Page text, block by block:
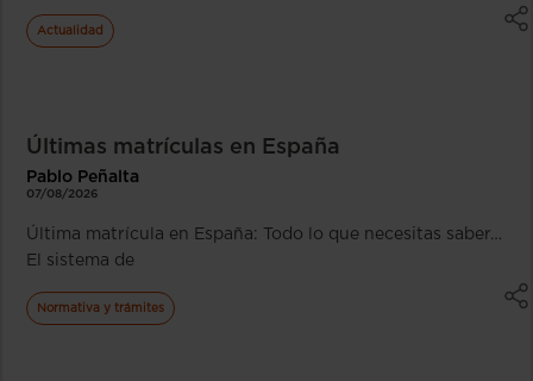
Actualidad
Últimas matrículas en España
Pablo Peñalta
07/08/2026
Última matrícula en España: Todo lo que necesitas saber…
El sistema de
Normativa y trámites